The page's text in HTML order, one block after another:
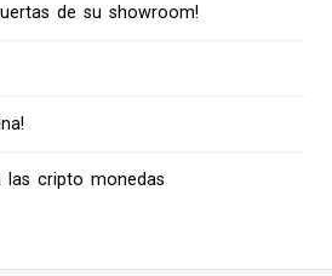
de su showroom!
las cripto monedas